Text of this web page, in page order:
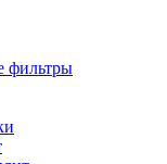
фильтры